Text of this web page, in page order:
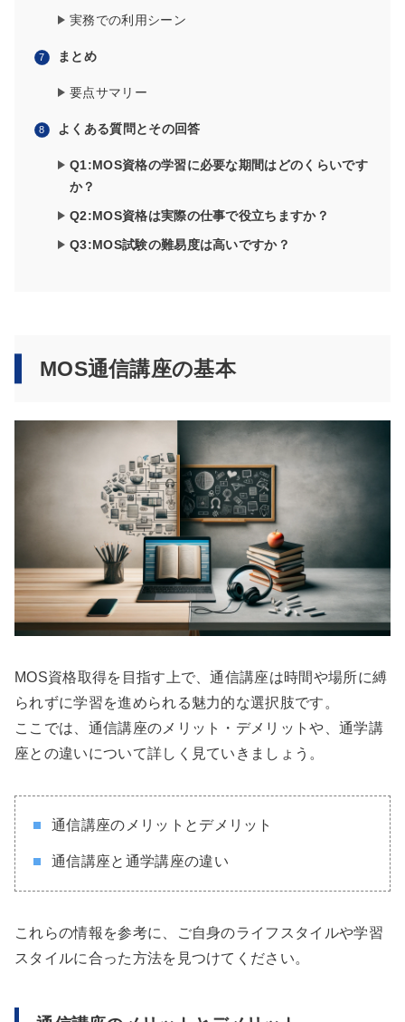
実務での利用シーン
まとめ
要点サマリー
よくある質問とその回答
Q1:MOS資格の学習に必要な期間はどのくらいです
か？
Q2:MOS資格は実際の仕事で役立ちますか？
Q3:MOS試験の難易度は高いですか？
MOS通信講座の基本
MOS資格取得を目指す上で、通信講座は時間や場所に縛
られずに学習を進められる魅力的な選択肢です。
ここでは、通信講座のメリット・デメリットや、通学講
座との違いについて詳しく見ていきましょう。
通信講座のメリットとデメリット
通信講座と通学講座の違い
これらの情報を参考に、ご自身のライフスタイルや学習
スタイルに合った方法を見つけてください。